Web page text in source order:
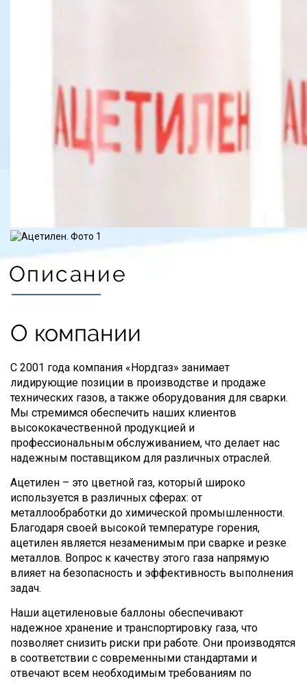
Описание
О компании
С 2001 года компания «Нордгаз» занимает
лидирующие позиции в производстве и продаже
технических газов, а также оборудования для сварки.
Мы стремимся обеспечить наших клиентов
высококачественной продукцией и
профессиональным обслуживанием, что делает нас
надежным поставщиком для различных отраслей.
Ацетилен – это цветной газ, который широко
используется в различных сферах: от
металлообработки до химической промышленности.
Благодаря своей высокой температуре горения,
ацетилен является незаменимым при сварке и резке
металлов. Вопрос к качеству этого газа напрямую
влияет на безопасность и эффективность выполнения
задач.
Наши ацетиленовые баллоны обеспечивают
надежное хранение и транспортировку газа, что
позволяет снизить риски при работе. Они производятся
в соответствии с современными стандартами и
отвечают всем необходимым требованиям по